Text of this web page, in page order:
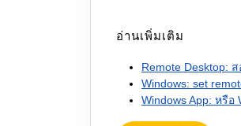
อ่านเพิ่มเติม
Remote Desktop: ส
Windows: set
Windows App: หรือ